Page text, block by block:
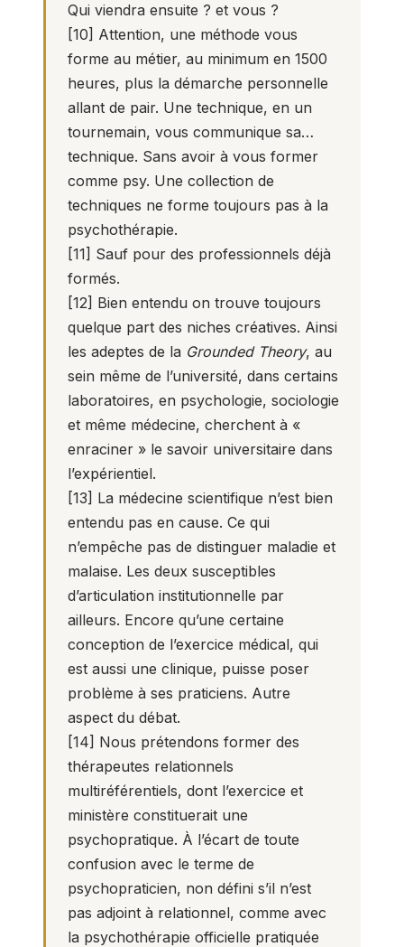
Qui viendra ensuite ? et vous ?
[10] Attention, une méthode vous
forme au métier, au minimum en 1500
heures, plus la démarche personnelle
allant de pair. Une technique, en un
tournemain, vous communique sa…
technique. Sans avoir à vous former
comme psy. Une collection de
techniques ne forme toujours pas à la
psychothérapie.
[11] Sauf pour des professionnels déjà
formés.
[12] Bien entendu on trouve toujours
quelque part des niches créatives. Ainsi
les adeptes de la Grounded Theory, au
sein même de l’université, dans certains
laboratoires, en psychologie, sociologie
et même médecine, cherchent à «
enraciner » le savoir universitaire dans
l’expérientiel.
[13] La médecine scientifique n’est bien
entendu pas en cause. Ce qui
n’empêche pas de distinguer maladie et
malaise. Les deux susceptibles
d’articulation institutionnelle par
ailleurs. Encore qu’une certaine
conception de l’exercice médical, qui
est aussi une clinique, puisse poser
problème à ses praticiens. Autre
aspect du débat.
[14] Nous prétendons former des
thérapeutes relationnels
multiréférentiels, dont l’exercice et
ministère constituerait une
psychopratique. À l’écart de toute
confusion avec le terme de
psychopraticien, non défini s’il n’est
pas adjoint à relationnel, comme avec
la psychothérapie officielle pratiquée